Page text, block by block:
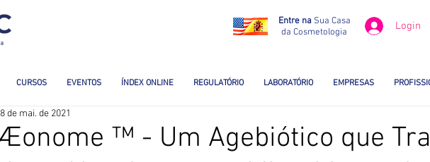
Entre na Sua Casa
da Cosmetologia
Login
CURSOS EVENTOS ÍNDEX ONLINE REGULATÓRIO LABORATÓRIO EMPRESAS
™ - Um Agebiótico que
de mai. de 2021